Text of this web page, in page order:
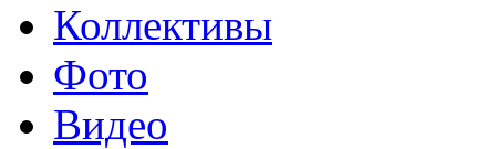
Коллективы
Фото
Видео